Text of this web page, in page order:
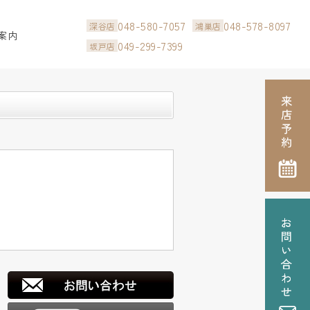
内
深谷店 048-580-7057 鴻巣店 048-578-8097
坂戸店 049-299-7399